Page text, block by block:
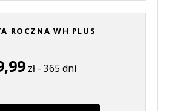
ROCZNA WH PLUS
zł - 365 dni